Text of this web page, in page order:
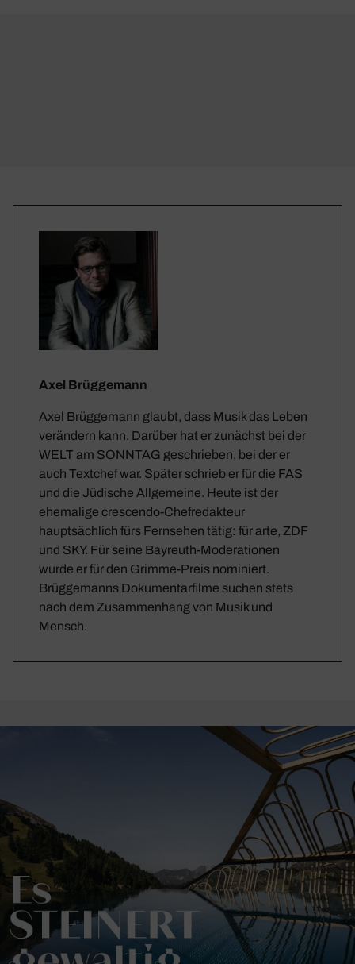
Axel Brüggemann
Axel Brüggemann glaubt, dass Musik das Leben
verändern kann. Darüber hat er zunächst bei der
WELT am SONNTAG geschrieben, bei der er
auch Textchef war. Später schrieb er für die FAS
und die Jüdische Allgemeine. Heute ist der
ehemalige crescendo-Chefredakteur
hauptsächlich fürs Fernsehen tätig: für arte, ZDF
und SKY. Für seine Bayreuth-Moderationen
wurde er für den Grimme-Preis nominiert.
Brüggemanns Dokumentarfilme suchen stets
nach dem Zusammenhang von Musik und
Mensch.